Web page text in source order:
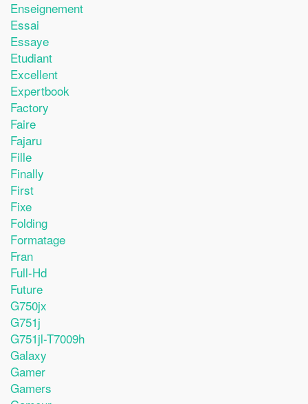
Enseignement
Essai
Essaye
Etudiant
Excellent
Expertbook
Factory
Faire
Fajaru
Fille
Finally
First
Fixe
Folding
Formatage
Fran
Full-Hd
Future
G750jx
G751j
G751jl-T7009h
Galaxy
Gamer
Gamers